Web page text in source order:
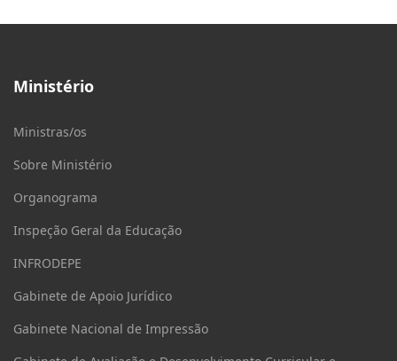
Ministério
Ministras/os
Sobre Ministério
Organograma
Inspeção Geral da Educação
INFRODEPE
Gabinete de Apoio Jurídico
Gabinete Nacional de Impressão